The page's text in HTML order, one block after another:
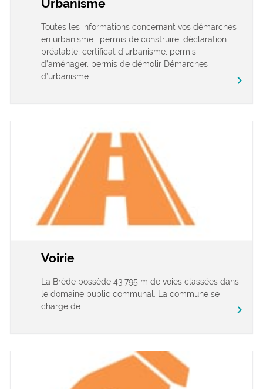
Urbanisme
Toutes les informations concernant vos démarches
en urbanisme : permis de construire, déclaration
préalable, certificat d’urbanisme, permis
d’aménager, permis de démolir Démarches
d’urbanisme
chevron_right
Voirie
La Brède possède 43 795 m de voies classées dans
le domaine public communal. La commune se
charge de...
chevron_right